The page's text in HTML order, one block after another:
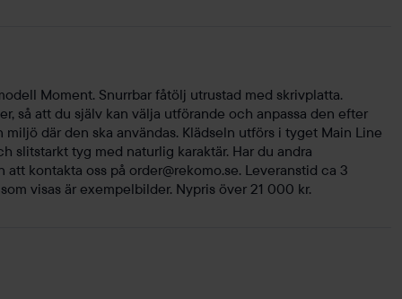
Moment. Snurrbar fåtölj utrustad med skrivplatta.
så att du själv kan välja utförande och anpassa den efter
där den ska användas. Klädseln utförs i tyget Main Line
slitstarkt tyg med naturlig karaktär. Har du andra
att kontakta oss på order@rekomo.se. Leveranstid ca 3
visas är exempelbilder. Nypris över 21 000 kr.